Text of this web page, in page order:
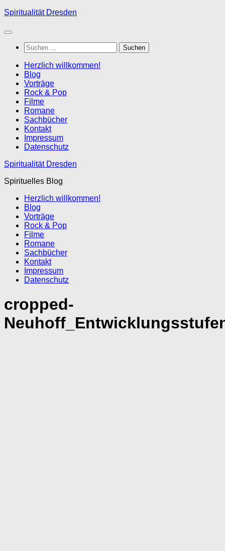
Zum
springen
Spiritualität Dresden
Suchen
nach:
Herzlich willkommen!
Blog
Vorträge
Rock & Pop
Filme
Romane
Sachbücher
Kontakt
Impressum
Datenschutz
Spiritualität Dresden
Spirituelles Blog
Herzlich willkommen!
Blog
Vorträge
Rock & Pop
Filme
Romane
Sachbücher
Kontakt
Impressum
Datenschutz
cropped-